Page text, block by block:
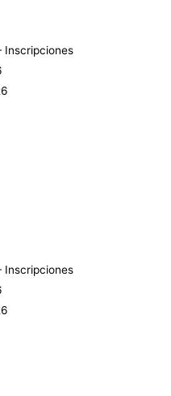
Inscripciones
Inscripciones